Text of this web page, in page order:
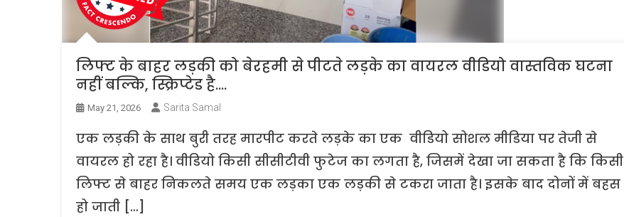
लिफ्ट के बाहर लड़की को बेरहमी से पीटते लड़के का वायरल वीडियो वास्तविक घटना
नहीं बल्कि, स्क्रिप्टेड है….
May 21, 2026 Sarita Samal
एक लड़की के साथ बुरी तरह मारपीट करते लड़के का एक वीडियो सोशल मीडिया पर तेजी से
वायरल हो रहा है। वीडियो किसी सीसीटीवी फुटेज का लगता है, जिसमें देखा जा सकता है कि किसी
लिफ्ट से बाहर निकलते समय एक लड़का एक लड़की से टकरा जाता है। इसके बाद दोनों में बहस
हो जाती […]